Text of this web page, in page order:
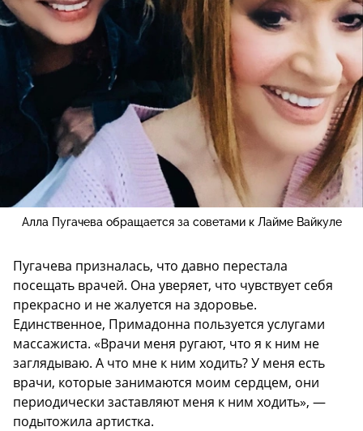
Алла Пугачева обращается за советами к Лайме Вайкуле
Пугачева призналась, что давно перестала
посещать врачей. Она уверяет, что чувствует себя
прекрасно и не жалуется на здоровье.
Единственное, Примадонна пользуется услугами
массажиста. «Врачи меня ругают, что я к ним не
заглядываю. А что мне к ним ходить? У меня есть
врачи, которые занимаются моим сердцем, они
периодически заставляют меня к ним ходить», —
подытожила артистка.